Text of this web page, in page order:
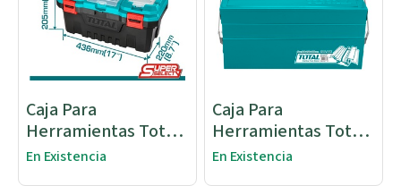
Caja Para
Herramientas Total
17" Plastic
En Existencia
Caja Para
Herramientas Total
404x200x195
En Existencia